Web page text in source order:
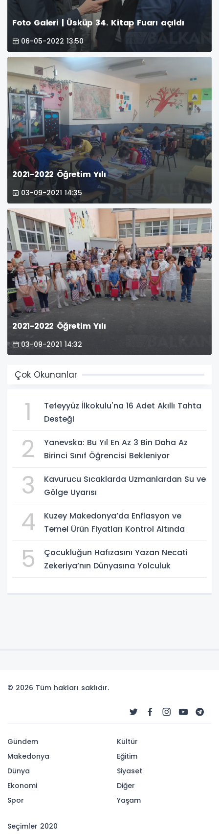
Foto Galeri | Üsküp 34. Kitap Fuarı açıldı
06-05-2022 13:50
2021-2022 Öğretim Yılı
03-09-2021 14:35
2021-2022 Öğretim Yılı
03-09-2021 14:32
Çok Okunanlar
1
Tefeyyüz İlkokulu'na 16 Adet Akıllı Tahta
Desteği
2
Yanevska: Bu Yıl En Az 3 Bin Daha Az
Birinci Sınıf Öğrencisi Bekleniyor
3
Kavurucu Sıcaklarda Uzmanlardan Su ve
Gölge Uyarısı
4
Kuzey Makedonya’da Enflasyon ve
Temel Ürün Fiyatları Kontrol Altında
5
Çocukluğun Hafızasını Yazan Necati
Zekeriya’nın Dünyasına Yolculuk
© 2026 Tüm hakları saklıdır.
Gündem
Makedonya
Dünya
Ekonomi
Spor
Kültür
Eğitim
Siyaset
Diğer
Yaşam
Seçimler 2020